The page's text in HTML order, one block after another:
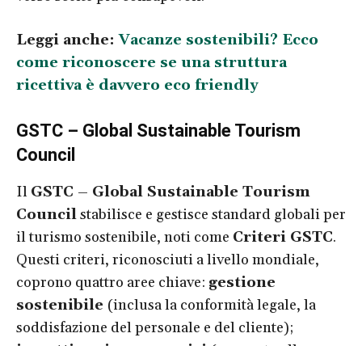
Leggi anche:Vacanze sostenibili? Ecco
come riconoscere se una struttura
ricettiva è davvero eco friendly
GSTC – Global Sustainable Tourism
Council
Il GSTC – Global Sustainable Tourism
Councilstabilisce e gestisce standard globali per
il turismo sostenibile, noti come Criteri GSTC.
Questi criteri, riconosciuti a livello mondiale,
coprono quattro aree chiave: gestione
sostenibile (inclusa la conformità legale, la
soddisfazione del personale e del cliente);